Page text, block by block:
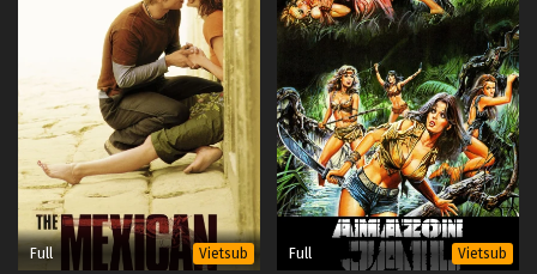
Full Vietsub Full Vietsub